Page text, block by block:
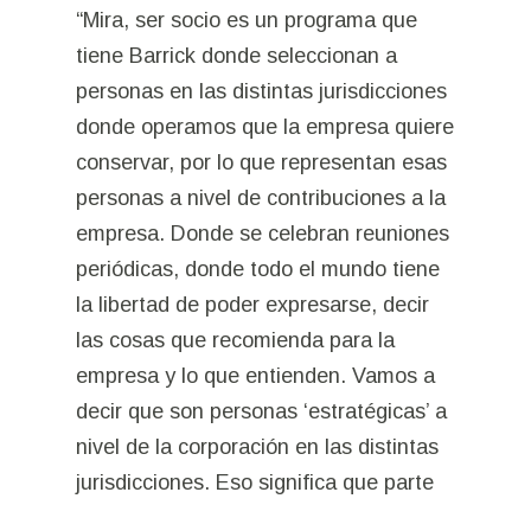
“Mira, ser socio es un programa que
tiene Barrick donde seleccionan a
personas en las distintas jurisdicciones
donde operamos que la empresa quiere
conservar, por lo que representan esas
personas a nivel de contribuciones a la
empresa. Donde se celebran reuniones
periódicas, donde todo el mundo tiene
la libertad de poder expresarse, decir
las cosas que recomienda para la
empresa y lo que entienden. Vamos a
decir que son personas ‘estratégicas’ a
nivel de la corporación en las distintas
jurisdicciones. Eso significa que parte